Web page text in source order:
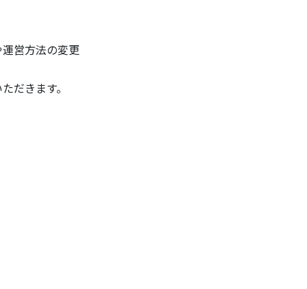
営方法の変更
だきます。